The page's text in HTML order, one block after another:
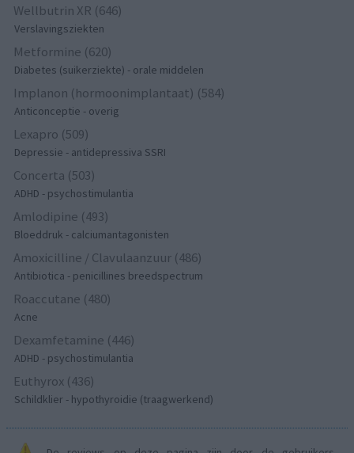
Wellbutrin XR (646)
Verslavingsziekten
Metformine (620)
Diabetes (suikerziekte) - orale middelen
Implanon (hormoonimplantaat) (584)
Anticonceptie - overig
Lexapro (509)
Depressie - antidepressiva SSRI
Concerta (503)
ADHD - psychostimulantia
Amlodipine (493)
Bloeddruk - calciumantagonisten
Amoxicilline / Clavulaanzuur (486)
Antibiotica - penicillines breedspectrum
Roaccutane (480)
Acne
Dexamfetamine (446)
ADHD - psychostimulantia
Euthyrox (436)
Schildklier - hypothyroidie (traagwerkend)